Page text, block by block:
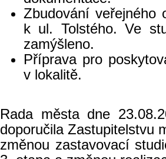
Zbudování veřejného
k ul. Tolstého. Ve
zamýšleno.
Příprava pro
v lokalitě.
Rada města dne
doporučila Zastupitelstvu
změnou zastavovací